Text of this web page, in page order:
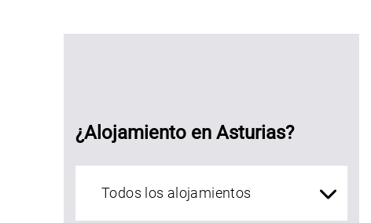
¿Alojamiento en Asturias?